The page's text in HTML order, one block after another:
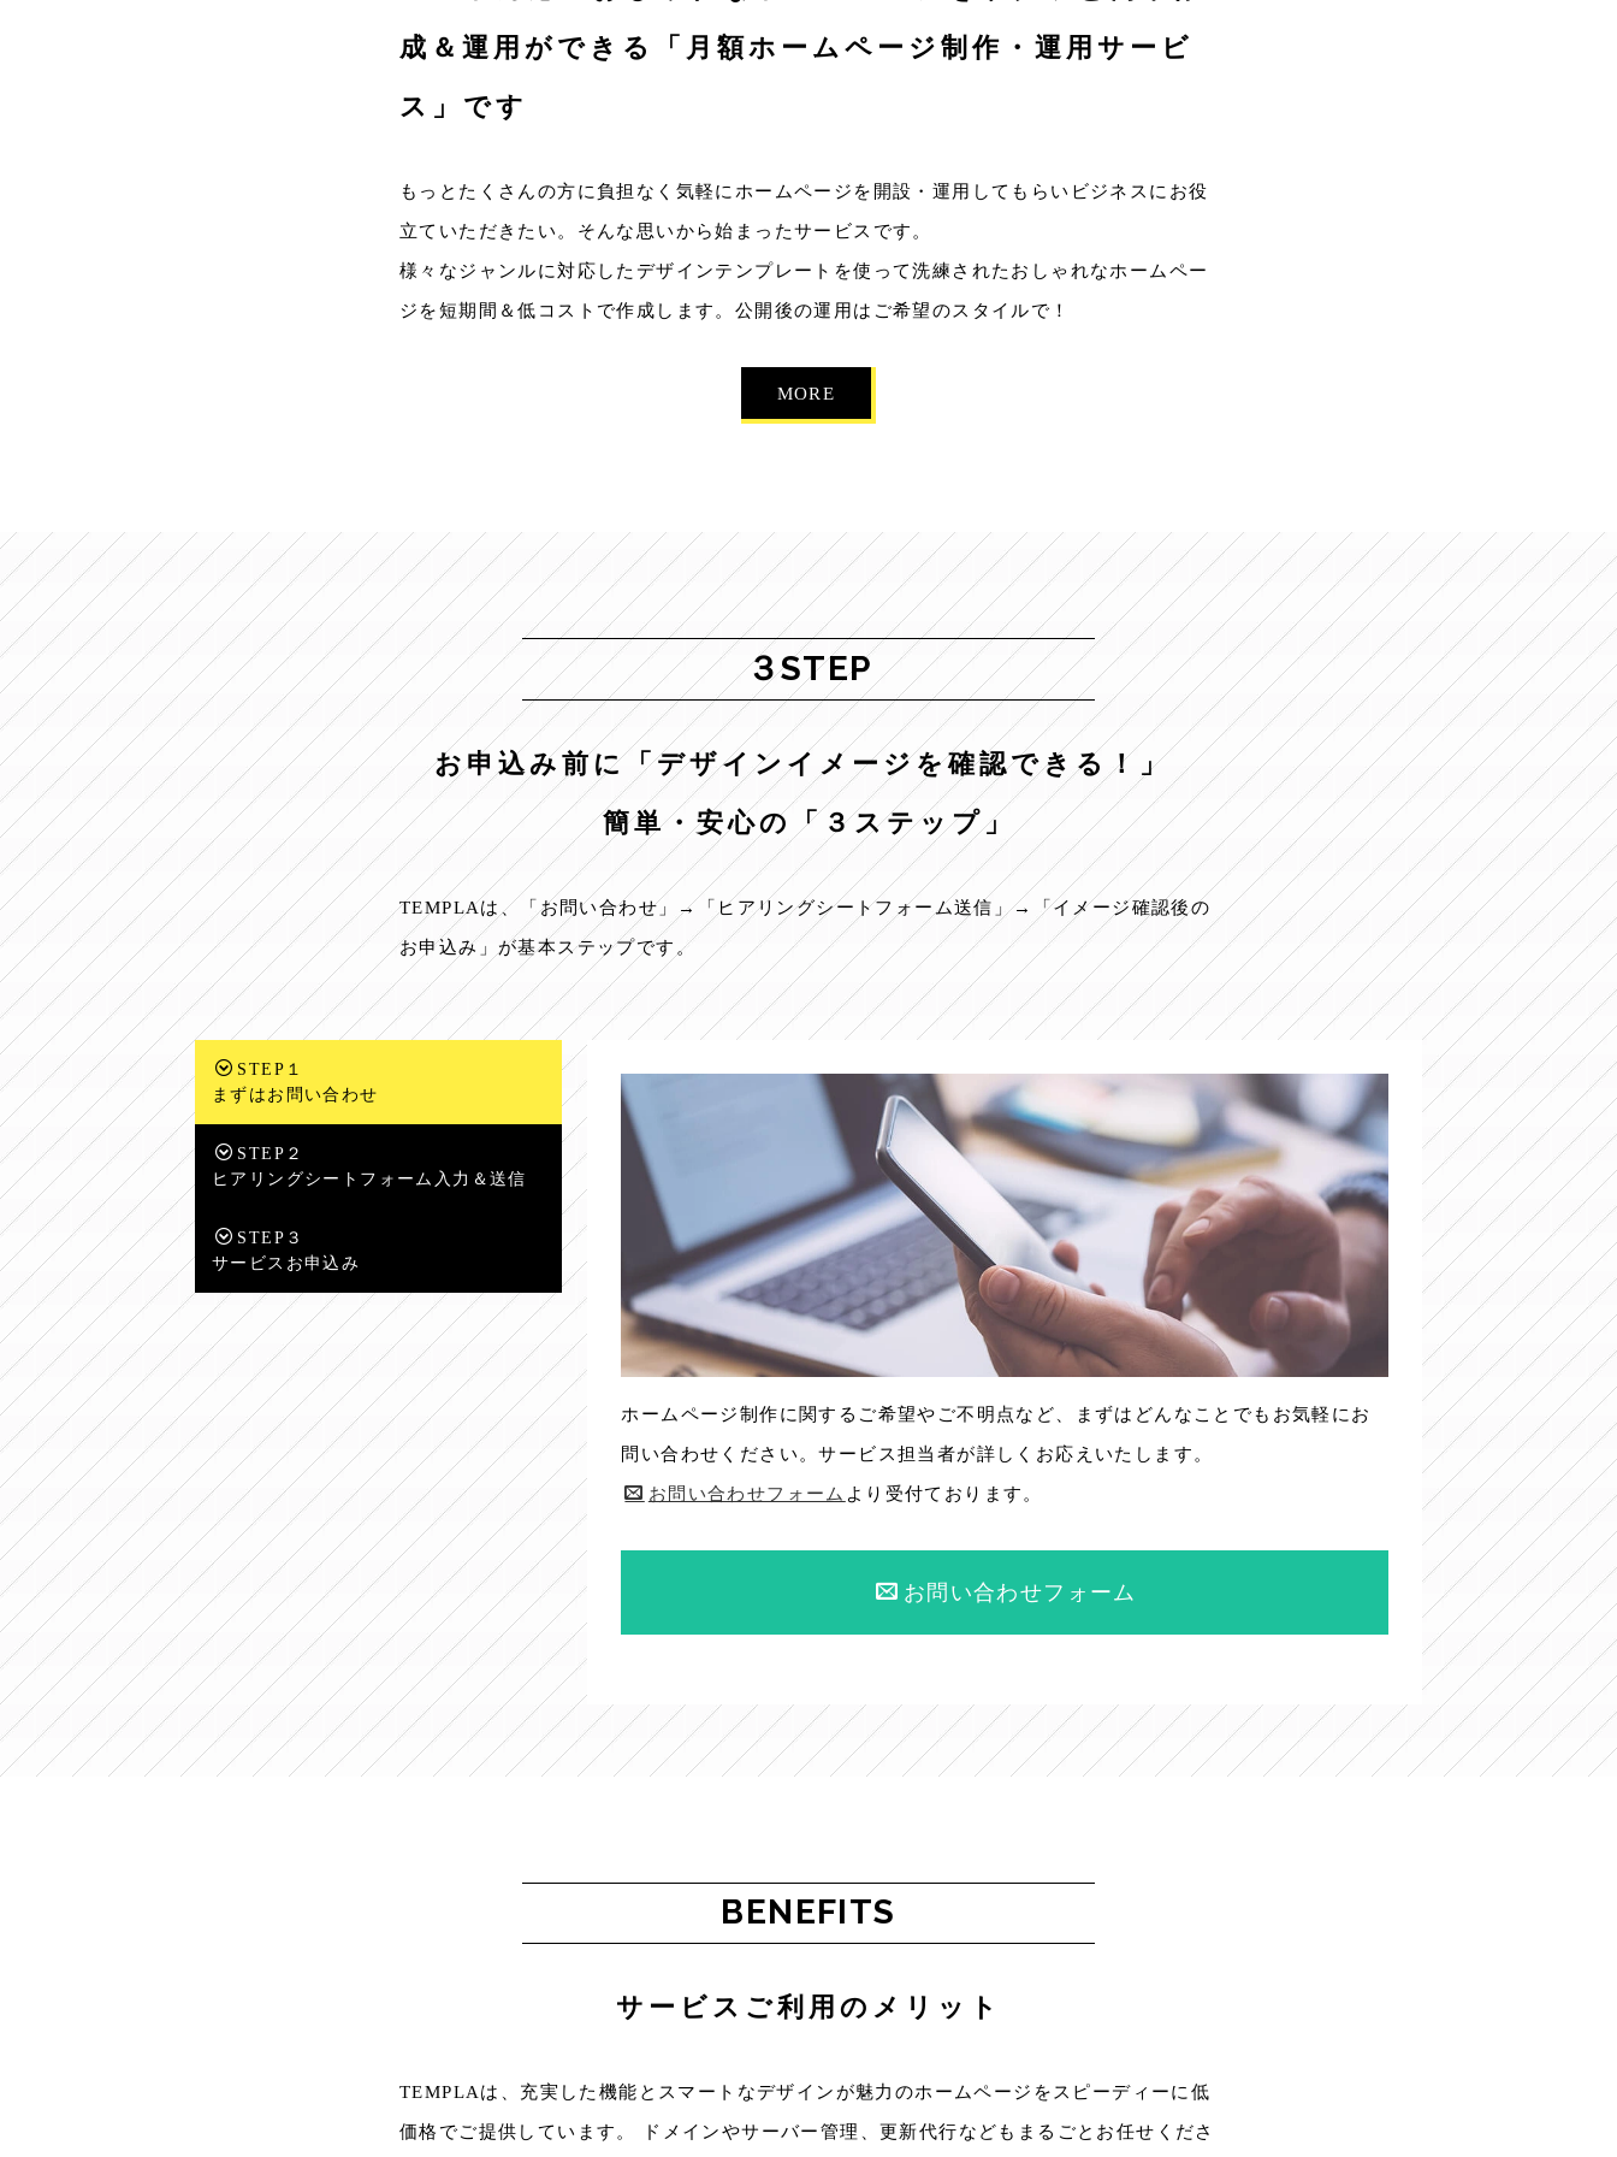
成＆運用ができる「月額ホームページ制作・運用サービ
ス」です
もっとたくさんの方に負担なく気軽にホームページを開設・運用してもらいビジネスにお役
立ていただきたい。そんな思いから始まったサービスです。
様々なジャンルに対応したデザインテンプレートを使って洗練されたおしゃれなホームペー
ジを短期間＆低コストで作成します。公開後の運用はご希望のスタイルで！
MORE
３STEP
お申込み前に「デザインイメージを確認できる！」
簡単・安心の「３ステップ」
TEMPLAは、「お問い合わせ」→「ヒアリングシートフォーム送信」→「イメージ確認後の
お申込み」が基本ステップです。
STEP１
まずはお問い合わせ
STEP２
ヒアリングシートフォーム入力＆送信
STEP３
サービスお申込み
ホームページ制作に関するご希望やご不明点など、まずはどんなことでもお気軽にお
問い合わせください。サービス担当者が詳しくお応えいたします。
お問い合わせフォーム より受付ております。
お問い合わせフォーム
BENEFITS
サービスご利用のメリット
TEMPLAは、充実した機能とスマートなデザインが魅力のホームページをスピーディーに低
価格でご提供しています。 ドメインやサーバー管理、更新代行などもまるごとお任せくださ